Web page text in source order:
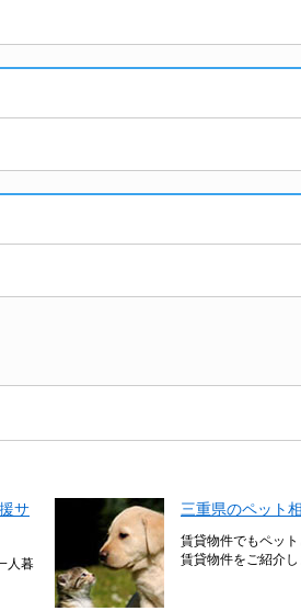
サ
人暮
三重県のペット
賃貸物件でもペッ
賃貸物件をご紹介し